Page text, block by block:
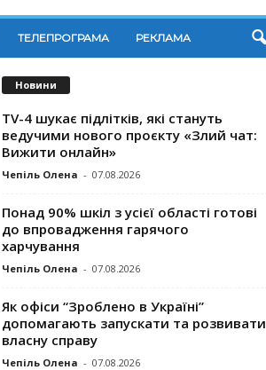
ТЕЛЕПРОГРАМА РЕКЛАМА
Новини
TV-4 шукає підлітків, які стануть
ведучими нового проєкту «Злий чат:
Вижити онлайн»
Чепіль Олена - 07.08.2026
Понад 90% шкіл з усієї області готові
до впровадження гарячого
харчування
Чепіль Олена - 07.08.2026
Як офіси “Зроблено в Україні”
допомагають запускaти та розвивати
власну справу
Чепіль Олена - 07.08.2026